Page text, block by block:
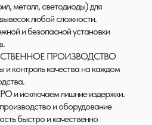
металл, светодиоды) для
любой сложности.
и безопасной установки
ПРОИЗВОДСТВО
и контроль качества на каждом
и исключаем лишние издержки.
и оборудование
быстро и качественно